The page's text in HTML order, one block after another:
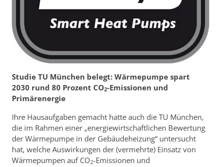
Studie TU München belegt: Wärmepumpe spart
2030 rund 80 Prozent CO2-Emissionen und
Primärenergie
Ihre Hausaufgaben gemacht hatte auch die TU München,
die im Rahmen einer „energiewirtschaftlichen Bewertung
der Wärmepumpe in der Gebäudeheizung“ untersucht
hat, welche Auswirkungen der (vermehrte) Einsatz von
Wärmepumpen auf CO2-Emissionen und